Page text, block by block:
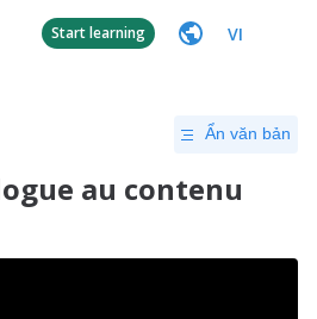
Start learning VI
Ẩn văn bản
au contenu